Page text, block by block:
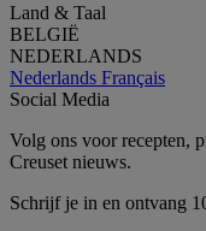
Land & Taal
BELGIË
NEDERLANDS
Nederlands Français
Social Media
Volg ons voor recepten,
Creuset nieuws.
Schrijf je in en ontvang